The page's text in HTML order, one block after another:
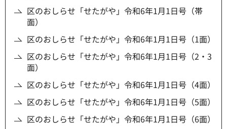
区のおしらせ「せたがや」令和6年1月1日号（帯
面）
区のおしらせ「せたがや」令和6年1月1日号（1面）
区のおしらせ「せたがや」令和6年1月1日号（2・3
面）
区のおしらせ「せたがや」令和6年1月1日号（4面）
区のおしらせ「せたがや」令和6年1月1日号（5面）
区のおしらせ「せたがや」令和6年1月1日号（6面）